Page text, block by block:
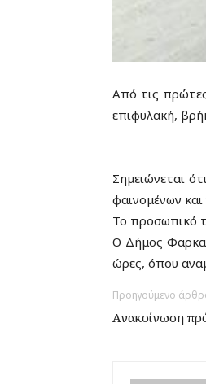
Από τις
επιφυλακή,
Σημειώνεται
φαινομένων
Το προσωπικό
Ο Δήμος
ώρες, όπου
Προηγούμενο
Ανακοίνωση